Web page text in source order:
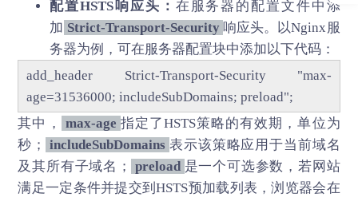
配置HSTS响应头： 在服务器的配置文件中添
加 Strict-Transport-Security 响应头。以Nginx服
务器为例，可在服务器配置块中添加以下代码：
add_header Strict-Transport-Security "max-
age=31536000; includeSubDomains; preload";
其中，
max-age 指定了HSTS策略的有效期，单位为
秒；
includeSubDomains表示该策略应用于当前域名
及其所有子域名；
preload 是一个可选参数，若网站
满足一定条件并提交到HSTS预加载列表，浏览器会在